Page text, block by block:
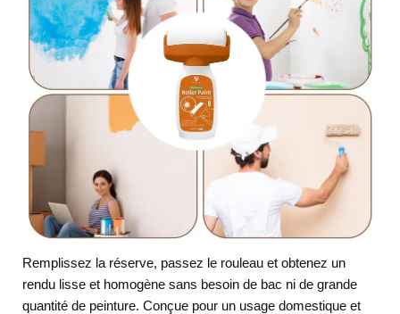
Remplissez la réserve, passez le rouleau et obtenez un
rendu lisse et homogène sans besoin de bac ni de grande
quantité de peinture. Conçue pour un usage domestique et